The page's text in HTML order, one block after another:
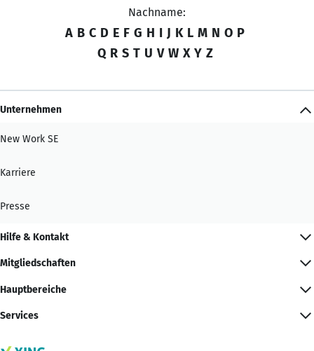
Nachname:
A B C D E F G H I J K L M N O P
Q R S T U V W X Y Z
Unternehmen
New Work SE
Karriere
Presse
Hilfe & Kontakt
Mitgliedschaften
Hauptbereiche
Services